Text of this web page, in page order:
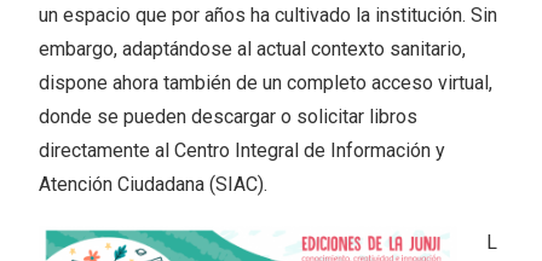
un espacio que por años ha cultivado la institución. Sin
embargo, adaptándose al actual contexto sanitario,
dispone ahora también de un completo acceso virtual,
donde se pueden descargar o solicitar libros
directamente al Centro Integral de Información y
Atención Ciudadana (SIAC).
L